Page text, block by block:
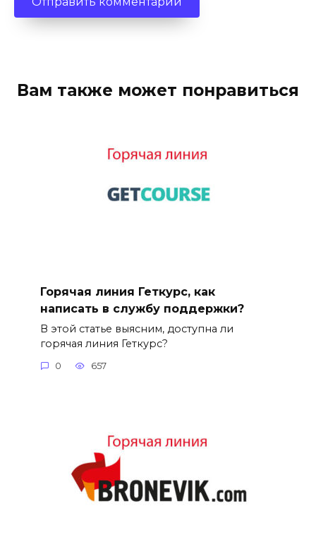
Вам также может понравиться
Горячая линия Геткурс, как
написать в службу поддержки?
В этой статье выясним, доступна ли
горячая линия Геткурс?
0 657